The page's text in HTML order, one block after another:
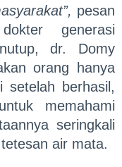
pesan
generasi
dr. Domy
orang hanya
setelah berhasil,
memahami
seringkali
air mata.